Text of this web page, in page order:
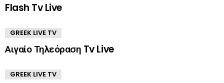
Flash Tv Live
GREEK LIVE TV
Αιγαίο Τηλεόραση Tv Live
GREEK LIVE TV